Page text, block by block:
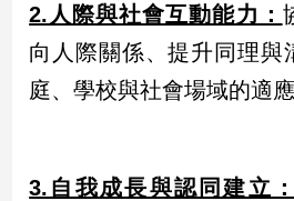
2.人際與社會互動能力：
向人際關係、提升同理與
庭、學校與社會場域的適應
3.自我成長與認同建立